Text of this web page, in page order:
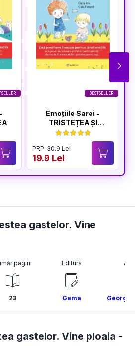
BESTSELLER
Emoțiile Sarei -
TRISTEȚEA ȘI
BUCURIA
PRP: 30.9 Lei
19.9 Lei
gastelor. Vine
pagini
23
Editura
Gama George
gastelor. Vine ploaia -